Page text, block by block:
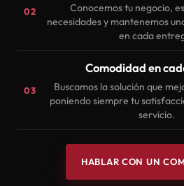
02
Conocemos tu negocio,
necesidades y mantenemos
en cada
03
Comodidad en
Buscamos la solución que
poniendo siempre tu
servicio.
HABLAR CON UN